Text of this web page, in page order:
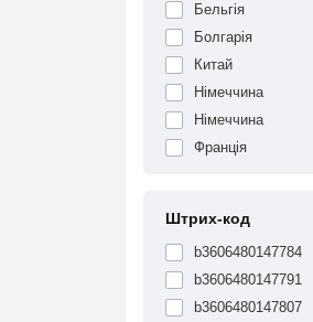
Бельгія
Болгарія
Китай
Німеччина
Німеччина
Франція
Штрих-код
b3606480147784
b3606480147791
b3606480147807